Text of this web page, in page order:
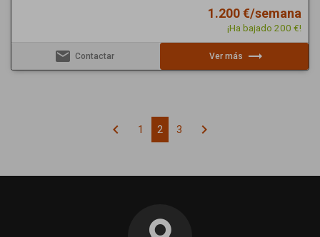
1.200 €/semana
¡Ha bajado 200 €!
email Contactar Ver más trending_flat
chevron_left 1 2 3 chevron_right